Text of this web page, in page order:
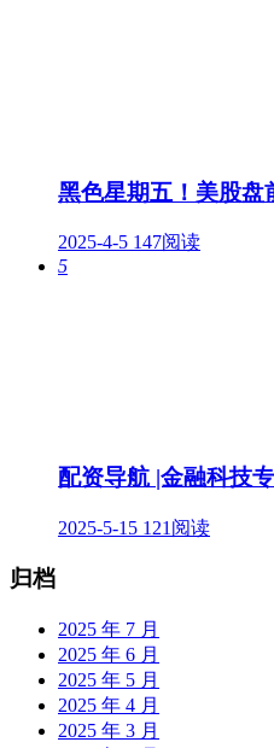
黑色星期五！美股盘
2025-4-5 147阅读
5
配资导航 |金融科技
2025-5-15 121阅读
归档
2025 年 7 月
2025 年 6 月
2025 年 5 月
2025 年 4 月
2025 年 3 月